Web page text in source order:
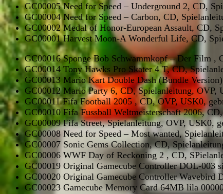
GC00005 Need for Speed – Underground 2, CD,
GC00004 Need for Speed – Carbon, CD,
GC00002 Medal of Honor-European Assault, CD,
GC00001 Harvest Moon-A Wonderful Life, CD,
GC00016 Sponge Bob Schwammkopf – Der Film ,
GC00014 Tony Hawks Pro Skater 4 T, CD,
GC00013 Mario Kart Double Dash (Bundle
GC00012 Mario Party 6, CD, Spielanleitung, OVP,
GC00011 Fifa Football 2005 , CD, OVP, USK0,
GC00010 Fifa Fussball Weltmeisterschaft 2006,
GC00009 Fifa Street, Spielanleitung, OVP, USK0,
GC00008 Need for Speed – Most wanted,
GC00007 Sonic Gems Collection, CD,
GC00006 WWF Day of Reckoning 2 , CD,
GC00019 Original Gamecube Controller DOL-003
GC00020 Original Gamecube Controller Wavebird
GC00023 Gamecube Memory Card 64MB lila